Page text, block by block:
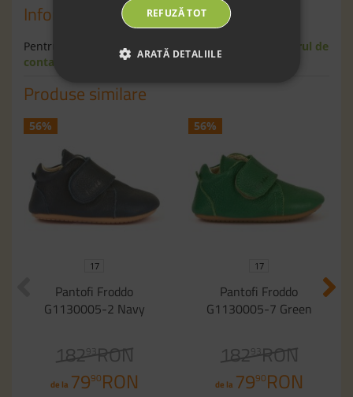
Informaţii
Pentru informaţii suplimentare scrie-ne pe
formularul de
contact
Produse similare
56%
17
Pantofi Froddo
G1130005-2 Navy
182 93RON
de la 7990RON
56%
17
Pantofi Froddo
G1130005-7 Green
182 93RON
de la 7990RON
REFUZĂ TOT
ARATĂ DETALIILE